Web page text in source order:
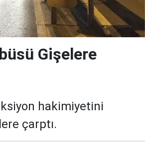
Gişelere
hakimiyetini
çarptı.